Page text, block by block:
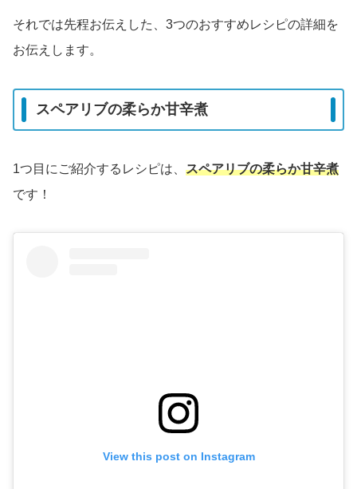
それでは先程お伝えした、3つのおすすめレシピの詳細を
お伝えします。
スペアリブの柔らか甘辛煮
1つ目にご紹介するレシピは、 スペアリブの柔らか甘辛煮
です！
View this post on Instagram